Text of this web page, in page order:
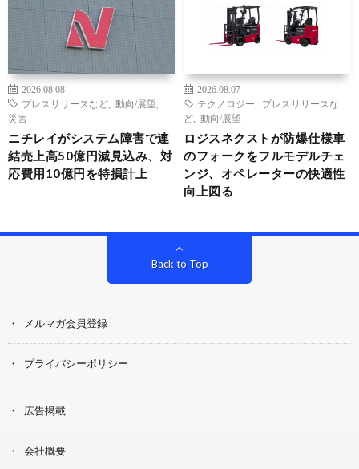
2026.08.08
プレスリリースなど
動向/展望
災害
ニチレイがシステム障害で連
結売上高50億円減見込み、対
応費用10億円を特損計上
2026.08.07
テクノロジー
プレスリリースな
ど
動向/展望
ロジスネクストが防爆仕様車
のフォークをフルモデルチェ
ンジ、オペレーターの快適性
向上図る
Back to Top
メルマガ会員登録
プライバシーポリシー
広告掲載
会社概要